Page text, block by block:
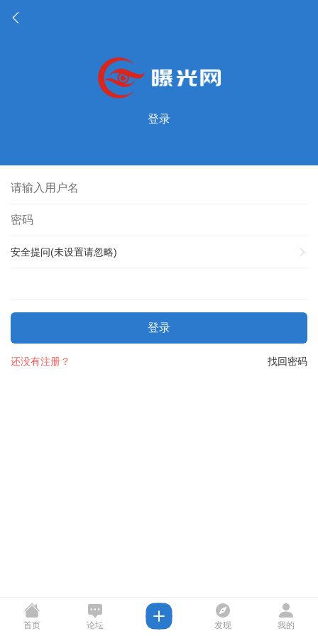
登录
安全提问(未设置请忽略)
登录
找回密码
还没有注册？
首页 论坛 发现 我的